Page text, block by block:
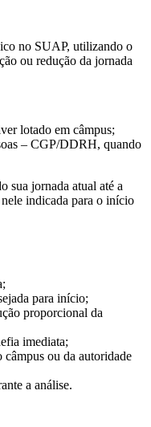
no SUAP, utilizando o
ou redução da jornada
lotado em câmpus;
– CGP/DDRH, quando
sua jornada atual até a
indicada para o início
para início;
proporcional da
imediata;
ou da autoridade
a análise.